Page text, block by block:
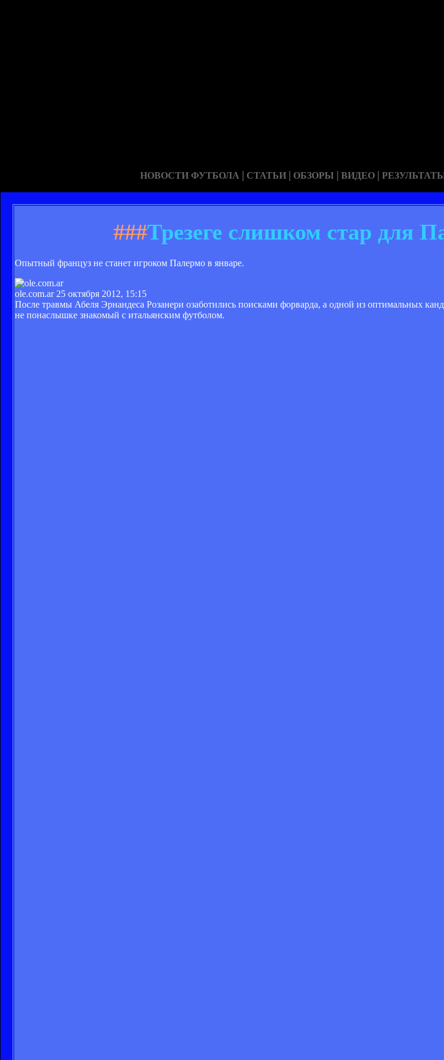
НОВОСТИ ФУТБОЛА | СТАТЬИ | ОБЗОРЫ | ВИДЕО |
###Трезеге слишком стар для
Опытный француз не станет игроком Палермо в январе.
ole.com.ar 25 октября 2012, 15:15
После травмы Абеля Эрнандеса Розанери озаботились поисками форварда, а одной из оптимальных
не понаслышке знакомый с итальянским футболом.